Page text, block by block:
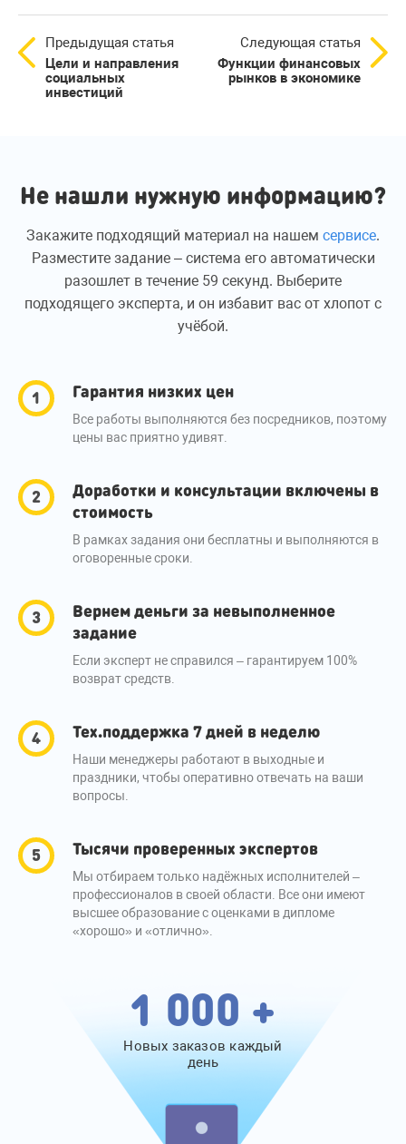
Предыдущая статья
Цели и направления
социальных
инвестиций
Следующая статья
Функции финансовых
рынков в экономике
Не нашли нужную информацию?
Закажите подходящий материал на нашем сервисе.
Разместите задание – система его автоматически
разошлет в течение 59 секунд. Выберите
подходящего эксперта, и он избавит вас от хлопот с
учёбой.
Гарантия низких цен
Все работы выполняются без посредников, поэтому
цены вас приятно удивят.
Доработки и консультации включены в
стоимость
В рамках задания они бесплатны и выполняются в
оговоренные сроки.
Вернем деньги за невыполненное
задание
Если эксперт не справился – гарантируем 100%
возврат средств.
Тех.поддержка 7 дней в неделю
Наши менеджеры работают в выходные и
праздники, чтобы оперативно отвечать на ваши
вопросы.
Тысячи проверенных экспертов
Мы отбираем только надёжных исполнителей –
профессионалов в своей области. Все они имеют
высшее образование с оценками в дипломе
«хорошо» и «отлично».
1 000 +
Новых заказов каждый
день